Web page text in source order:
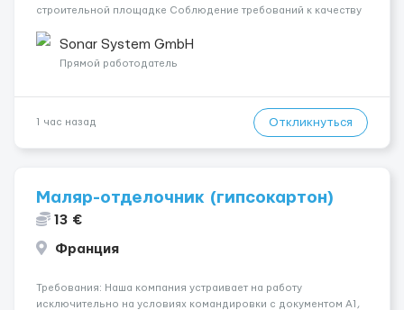
строительной площадке Соблюдение требований к качеству
возникших проблемах и потребности в материалах/
инструментах Выполнен...
Sonar System GmbH
Прямой работодатель
1 час назад Откликнуться
Маляр-отделочник (гипсокартон)
13 €
Франция
Требования: Наша компания устраивает на работу
исключительно на условиях командировки с документом A1,